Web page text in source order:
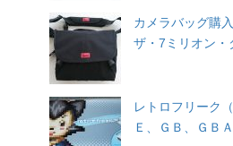
カメラバッグ購
ザ・7ミリオン・
レトロフリーク
Ｅ、ＧＢ、ＧＢ